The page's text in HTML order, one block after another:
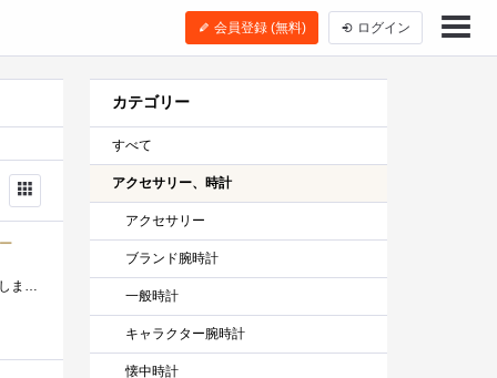
会員登録 (無料) ログイン
マスクつけててもiPhoneをロック解除したくて購入。 AppleStoreで買ったのでバンドはミッドナイトレザーリンクに変更しました。 確かにマスクをつ...
カテゴリー
すべて
アクセサリー、時計
アクセサリー
ブランド腕時計
一般時計
キャラクター腕時計
懐中時計